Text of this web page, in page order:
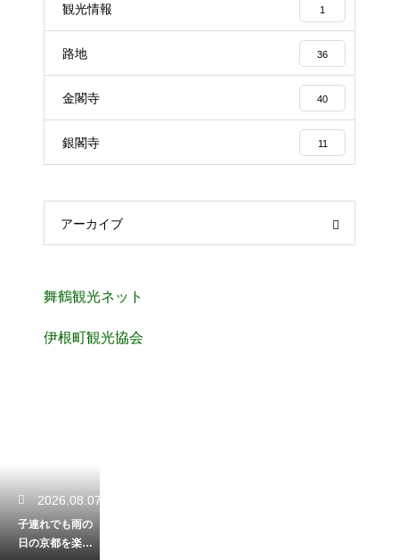
観光情報 1
路地 36
金閣寺 40
銀閣寺 11
アーカイブ
舞鶴観光ネット
伊根町観光協会
2026.08.07
子連れでも雨の
日の京都を楽し